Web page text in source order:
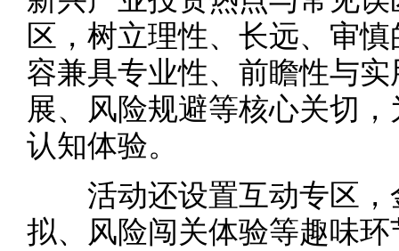
区，树立理性、长远、审
容兼具专业性、前瞻性与
展、风险规避等核心关切
认知体验。
活动还设置互动专区，
拟、风险闯关体验等趣味